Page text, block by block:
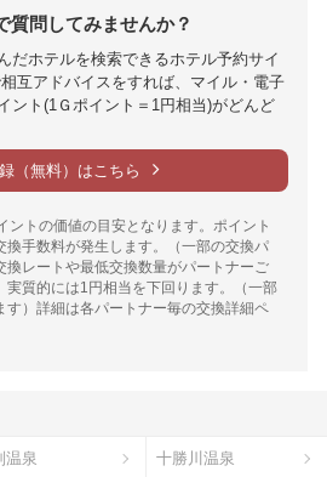
質問してみませんか？
だホテルを検索できるホテル予約サイ
互アドバイスをすれば、マイル・電子
ント(1Ｇポイント＝1円相当)がどんど
（無料）はこちら
トの価値の目安となります。ポイント
換手数料が発生します。（一部の交換パ
換レートや最低交換数量がパートナーご
実質的には1円相当を下回ります。（一部
す）詳細は各パートナー毎の交換詳細ペ
温泉 十勝川温泉